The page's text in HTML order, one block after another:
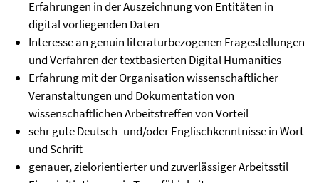
Erfahrungen in der Auszeichnung von Entitäten in
digital vorliegenden Daten
Interesse an genuin literaturbezogenen Fragestellungen
und Verfahren der textbasierten Digital Humanities
Erfahrung mit der Organisation wissenschaftlicher
Veranstaltungen und Dokumentation von
wissenschaftlichen Arbeitstreffen von Vorteil
sehr gute Deutsch- und/oder Englischkenntnisse in Wort
und Schrift
genauer, zielorientierter und zuverlässiger Arbeitsstil